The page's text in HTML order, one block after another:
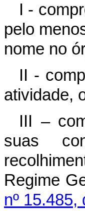
I -
pelo
nome no
II -
atividade,
III –
suas
Regime
nº 15.485,